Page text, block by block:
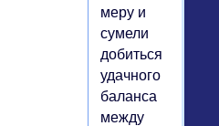
меру и
сумели
добиться
удачного
баланса
между